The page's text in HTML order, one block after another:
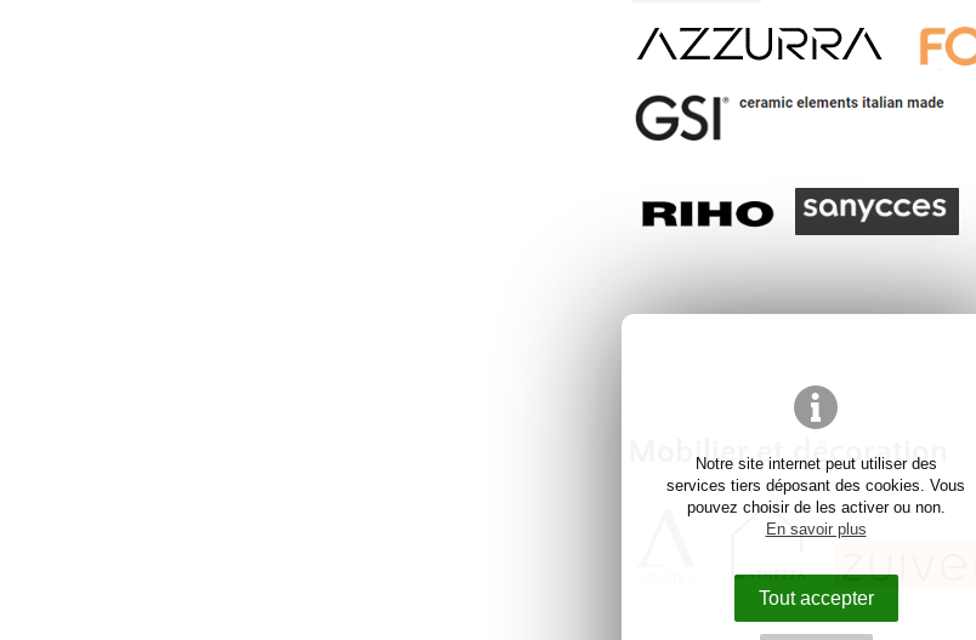
Notre site internet peut utiliser des
services tiers déposant des cookies. Vous
pouvez choisir de les activer ou non.
En savoir plus
Tout accepter
Mobilier et décoration